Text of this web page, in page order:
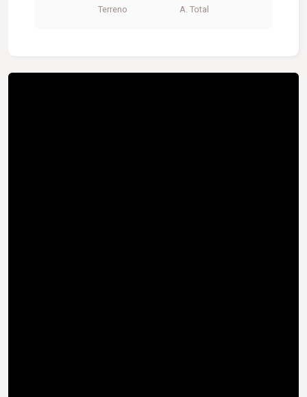
Terreno A. Total